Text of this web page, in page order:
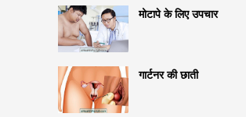
मोटापे के लिए उपचार
गार्टनर की छाती